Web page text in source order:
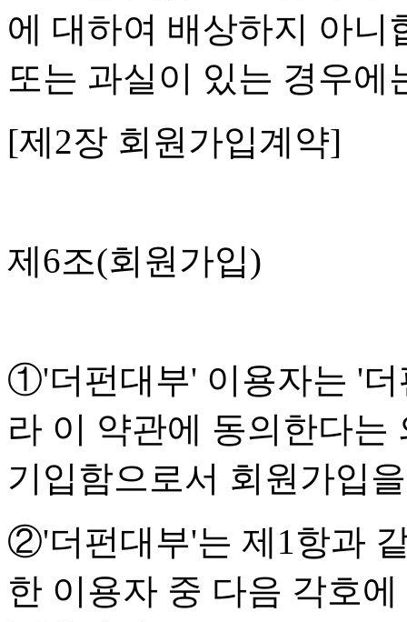
에 대하여 배상하지 아니
또는 과실이 있는 경우에
[제2장 회원가입계약]
제6조(회원가입)
①'더펀대부' 이용자는 '
라 이 약관에 동의한다는
기입함으로서 회원가입
②'더펀대부'는 제1항과
한 이용자 중 다음 각호